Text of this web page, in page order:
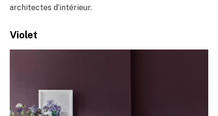
architectes d’intérieur.
Violet